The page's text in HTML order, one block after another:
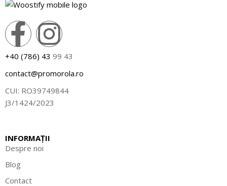
+40 (786) 43 99 43
contact@promorola.ro
CUI: RO39749844
J3/1424/2023
INFORMAȚII
Despre noi
Blog
Contact